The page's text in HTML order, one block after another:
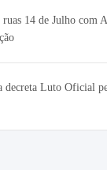
ruas 14 de Julho com
decreta Luto Oficial